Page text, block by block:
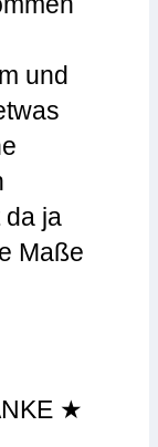
und
da ja
Maße
★